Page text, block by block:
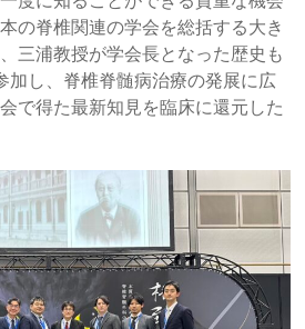
の脊椎関連の学会を総括する大き
三浦教授が学会長となった歴史も
加し、脊椎脊髄病治療の発展に広
で得た最新知見を臨床に還元した